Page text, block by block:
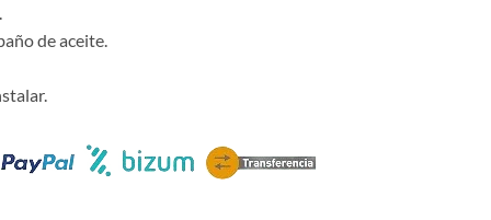
de aceite.